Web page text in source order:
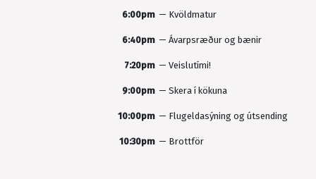
6:00pm — Kvöldmatur
6:40pm —Ávarpsræður og bænir
7:20pm —Veislutími!
9:00pm —Skera í kökuna
10:00pm — Flugeldasýning og útsending
10:30pm — Brottför